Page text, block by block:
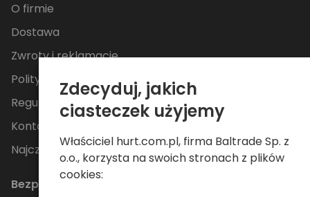
O firmie
Dostawa
Zwroty i reklamacje
Polityka Prywatności
Regulamin
Kontakt
Najczęściej zadawane pytania
Bezpieczne płatności
Zdecyduj, jakich
ciasteczek użyjemy
Właściciel hurt.com.pl, firma Baltrade Sp. z
o.o., korzysta na swoich stronach z plików
cookies: